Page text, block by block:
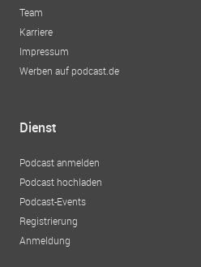
Team
Karriere
Impressum
Werben auf podcast.de
Dienst
Podcast anmelden
Podcast hochladen
Podcast-Events
Registrierung
Anmeldung